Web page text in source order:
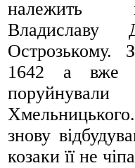
належить
Владиславу
Острозькому.
1642 а вже
знову
козаки її не